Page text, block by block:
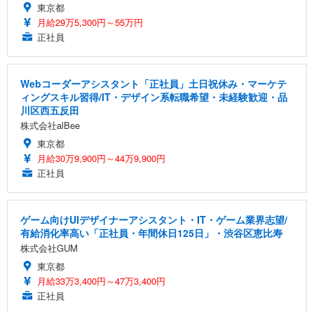
東京都
月給29万5,300円～55万円
正社員
Webコーダーアシスタント「正社員」土日祝休み・マーケテ
ィングスキル習得/IT・デザイン系転職希望・未経験歓迎・品
川区西五反田
株式会社alBee
東京都
月給30万9,900円～44万9,900円
正社員
ゲーム向けUIデザイナーアシスタント・IT・ゲーム業界志望/
有給消化率高い「正社員・年間休日125日」・渋谷区恵比寿
株式会社GUM
東京都
月給33万3,400円～47万3,400円
正社員